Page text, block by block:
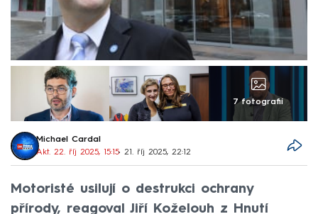
7 fotografií
Michael Cardal
Akt. 22. říj 2025, 15:15• 21. říj 2025, 22:12
Motoristé usilují o destrukci ochrany
přírody, reagoval Jiří Koželouh z Hnutí